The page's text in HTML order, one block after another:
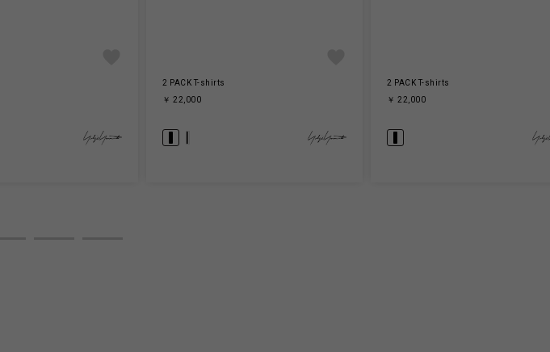
2 PACK T-shirts
￥ 22,000
2 PACK T-shirts
￥ 22,000